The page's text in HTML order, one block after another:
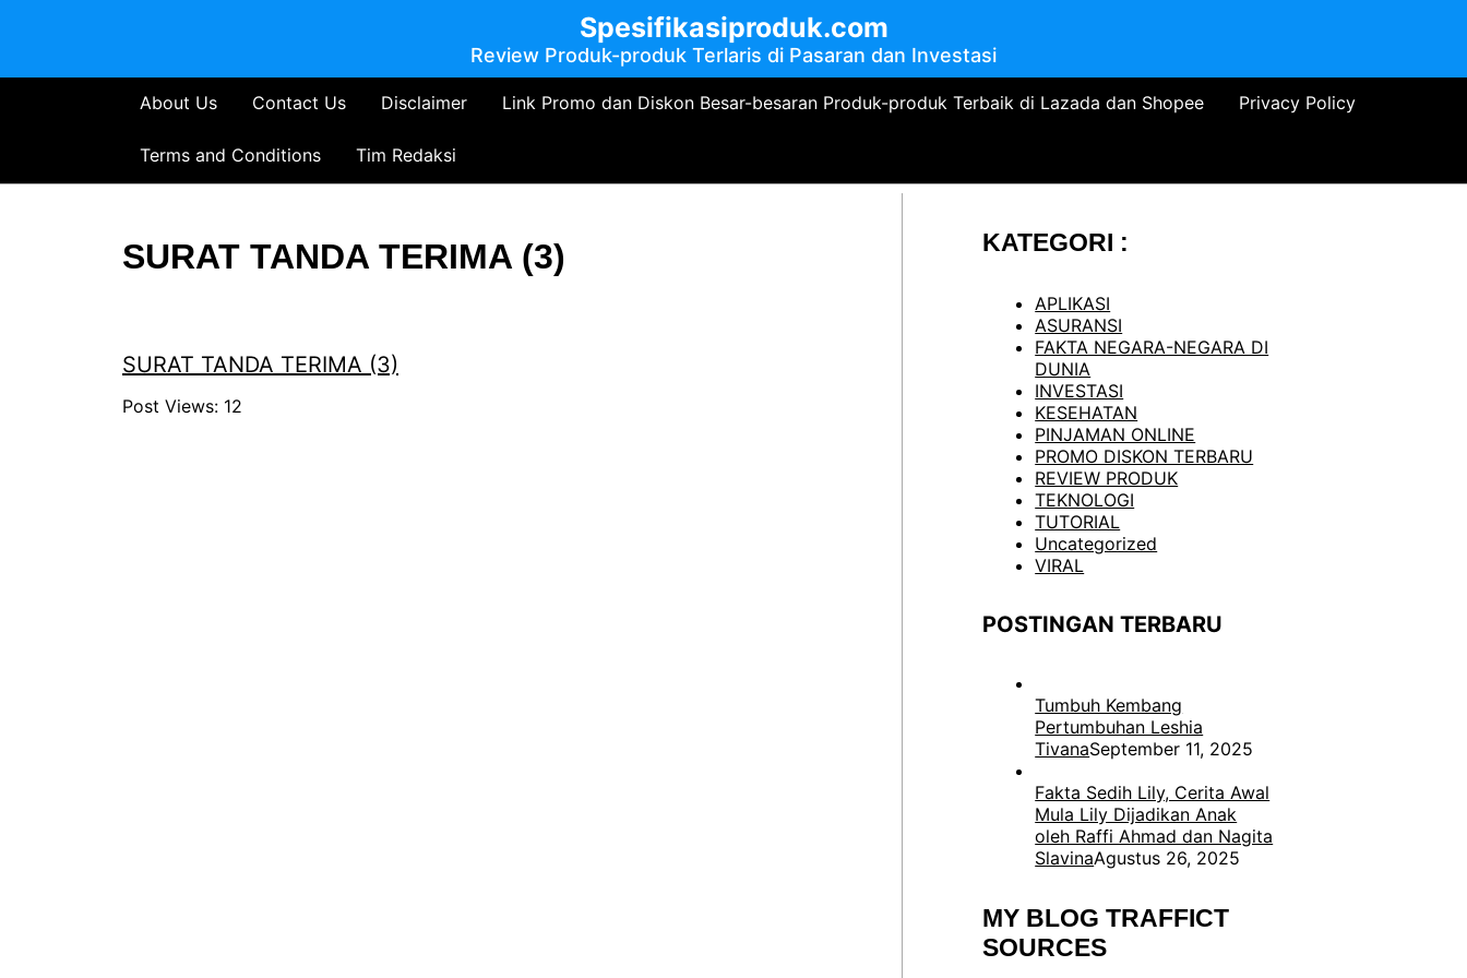
Spesifikasiproduk.com
Review Produk-produk Terlaris di Pasaran dan Investasi
About Us Contact Us Disclaimer Link Promo dan Diskon Besar-besaran Produk-produk Terbaik di Lazada dan Shopee Privacy Policy
Terms and Conditions Tim Redaksi
SURAT TANDA TERIMA (3)
SURAT TANDA TERIMA (3)
Post Views: 12
KATEGORI :
APLIKASI
ASURANSI
FAKTA NEGARA-NEGARA DI
DUNIA
INVESTASI
KESEHATAN
PINJAMAN ONLINE
PROMO DISKON TERBARU
REVIEW PRODUK
TEKNOLOGI
TUTORIAL
Uncategorized
VIRAL
POSTINGAN TERBARU
Tumbuh Kembang
Pertumbuhan Leshia
TivanaSeptember 11, 2025
Fakta Sedih Lily, Cerita Awal
Mula Lily Dijadikan Anak
oleh Raffi Ahmad dan Nagita
SlavinaAgustus 26, 2025
MY BLOG TRAFFICT
SOURCES